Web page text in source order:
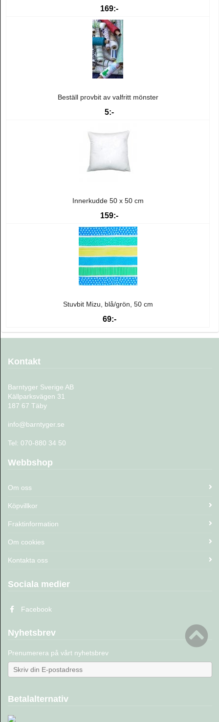
169:-
Beställ provbit av valfritt mönster
5:-
Innerkudde 50 x 50 cm
159:-
Stuvbit Mizu, blå/grön, 50 cm
69:-
Kontakt
Barntyger Sverige AB
Källparksvägen 31
187 67 Täby
info@barntyger.se
Tel: 070-880 34 50
Webbshop
Om oss
Köpvillkor
Fraktinformation
Om cookies
Kontakta oss
Sociala medier
Facebook
Nyhetsbrev
Prenumerera på vårt nyhetsbrev
Betalalternativ